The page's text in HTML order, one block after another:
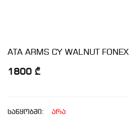
ATA ARMS CY WALNUT FONEX
1800 ₾
საწყობში:
არა